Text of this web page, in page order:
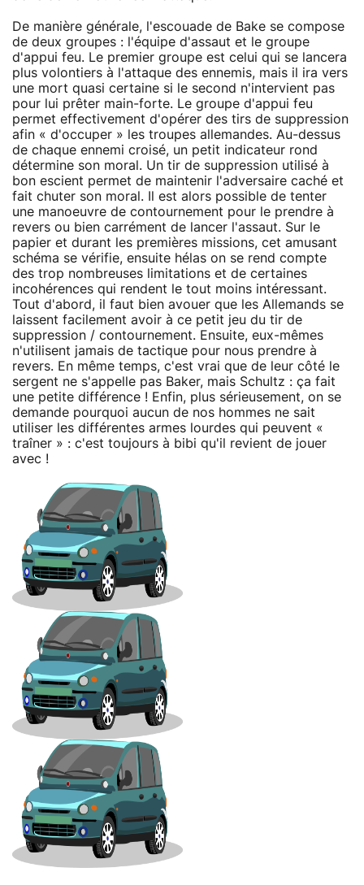
De manière générale, l'escouade de Bake se compose
de deux groupes : l'équipe d'assaut et le groupe
d'appui feu. Le premier groupe est celui qui se lancera
plus volontiers à l'attaque des ennemis, mais il ira vers
une mort quasi certaine si le second n'intervient pas
pour lui prêter main-forte. Le groupe d'appui feu
permet effectivement d'opérer des tirs de suppression
afin « d'occuper » les troupes allemandes. Au-dessus
de chaque ennemi croisé, un petit indicateur rond
détermine son moral. Un tir de suppression utilisé à
bon escient permet de maintenir l'adversaire caché et
fait chuter son moral. Il est alors possible de tenter
une manoeuvre de contournement pour le prendre à
revers ou bien carrément de lancer l'assaut. Sur le
papier et durant les premières missions, cet amusant
schéma se vérifie, ensuite hélas on se rend compte
des trop nombreuses limitations et de certaines
incohérences qui rendent le tout moins intéressant.
Tout d'abord, il faut bien avouer que les Allemands se
laissent facilement avoir à ce petit jeu du tir de
suppression / contournement. Ensuite, eux-mêmes
n'utilisent jamais de tactique pour nous prendre à
revers. En même temps, c'est vrai que de leur côté le
sergent ne s'appelle pas Baker, mais Schultz : ça fait
une petite différence ! Enfin, plus sérieusement, on se
demande pourquoi aucun de nos hommes ne sait
utiliser les différentes armes lourdes qui peuvent «
traîner » : c'est toujours à bibi qu'il revient de jouer
avec !